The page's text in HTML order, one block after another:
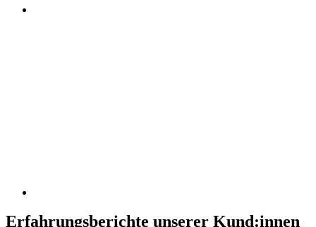
Erfahrungsberichte unserer Kund:innen